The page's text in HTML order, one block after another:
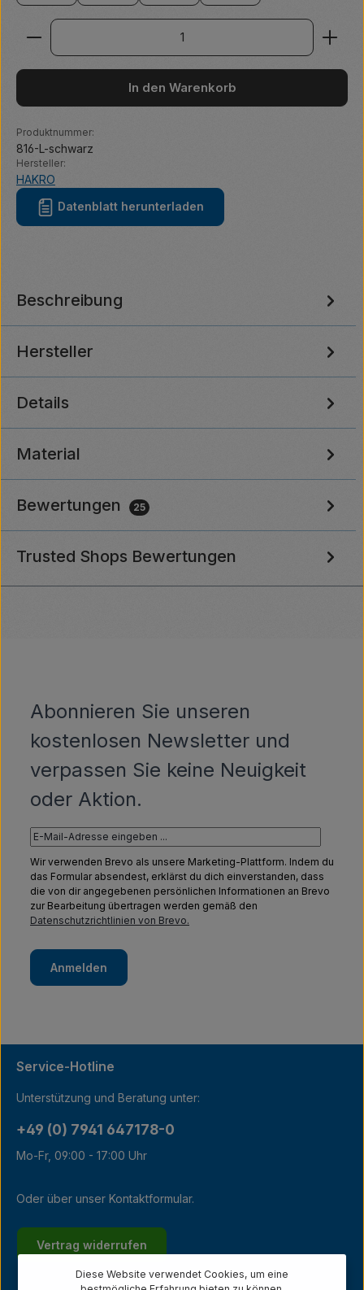
Produkt Anzahl: Gib den gewünschten Wert ein
In den Warenkorb
Produktnummer:
816-L-schwarz
Hersteller:
HAKRO
Datenblatt herunterladen
Beschreibung
Hersteller
Details
Material
Bewertungen 25
Trusted Shops Bewertungen
Abonnieren Sie unseren
kostenlosen Newsletter und
verpassen Sie keine Neuigkeit
oder Aktion.
Wir verwenden Brevo als unsere Marketing-Plattform. Indem du
das Formular absendest, erklärst du dich einverstanden, dass
die von dir angegebenen persönlichen Informationen an Brevo
zur Bearbeitung übertragen werden gemäß den
Datenschutzrichtlinien von Brevo.
Anmelden
Service-Hotline
Unterstützung und Beratung unter:
+49 (0) 7941 647178-0
Mo-Fr, 09:00 - 17:00 Uhr
Oder über unser Kontaktformular.
Vertrag widerrufen
Diese Website verwendet Cookies, um eine